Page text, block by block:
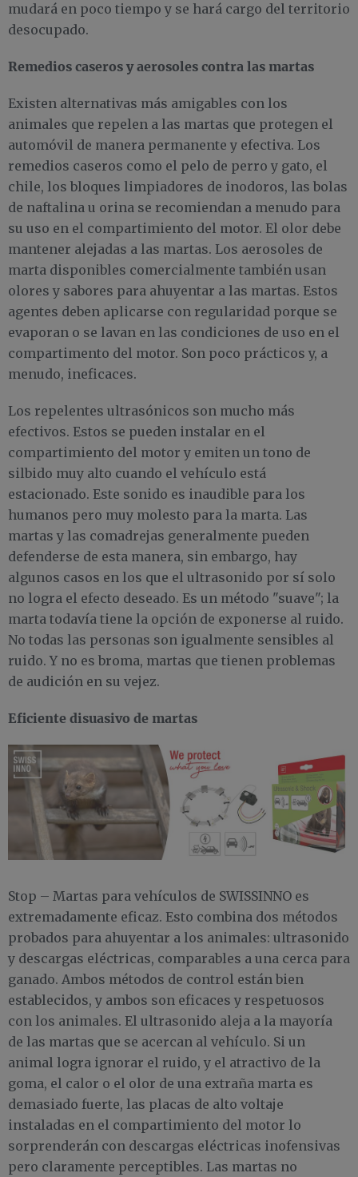
mudará en poco tiempo y se hará cargo del territorio
desocupado.
Remedios caseros y aerosoles contra las martas
Existen alternativas más amigables con los
animales que repelen a las martas que protegen el
automóvil de manera permanente y efectiva. Los
remedios caseros como el pelo de perro y gato, el
chile, los bloques limpiadores de inodoros, las bolas
de naftalina u orina se recomiendan a menudo para
su uso en el compartimiento del motor. El olor debe
mantener alejadas a las martas. Los aerosoles de
marta disponibles comercialmente también usan
olores y sabores para ahuyentar a las martas. Estos
agentes deben aplicarse con regularidad porque se
evaporan o se lavan en las condiciones de uso en el
compartimento del motor. Son poco prácticos y, a
menudo, ineficaces.
Los repelentes ultrasónicos son mucho más
efectivos. Estos se pueden instalar en el
compartimiento del motor y emiten un tono de
silbido muy alto cuando el vehículo está
estacionado. Este sonido es inaudible para los
humanos pero muy molesto para la marta. Las
martas y las comadrejas generalmente pueden
defenderse de esta manera, sin embargo, hay
algunos casos en los que el ultrasonido por sí solo
no logra el efecto deseado. Es un método "suave"; la
marta todavía tiene la opción de exponerse al ruido.
No todas las personas son igualmente sensibles al
ruido. Y no es broma, martas que tienen problemas
de audición en su vejez.
Eficiente disuasivo de martas
Stop – Martas para vehículos de SWISSINNO es
extremadamente eficaz. Esto combina dos métodos
probados para ahuyentar a los animales: ultrasonido
y descargas eléctricas, comparables a una cerca para
ganado. Ambos métodos de control están bien
establecidos, y ambos son eficaces y respetuosos
con los animales. El ultrasonido aleja a la mayoría
de las martas que se acercan al vehículo. Si un
animal logra ignorar el ruido, y el atractivo de la
goma, el calor o el olor de una extraña marta es
demasiado fuerte, las placas de alto voltaje
instaladas en el compartimiento del motor lo
sorprenderán con descargas eléctricas inofensivas
pero claramente perceptibles. Las martas no